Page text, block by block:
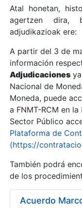
Erakutsi/Ezkutatu
Erakutsi/Ezkutatu
Erakutsi/Ezkutatu
Erakutsi/Ezkutatu
Atal honetan,
agertzen dira,
adjudikazioak ere:
A partir del 3 de
información
Adjudicaciones
Nacional de
Moneda, puede
a FNMT-RCM en
Sector Público
Plataforma de
(https://
También podrá
de los